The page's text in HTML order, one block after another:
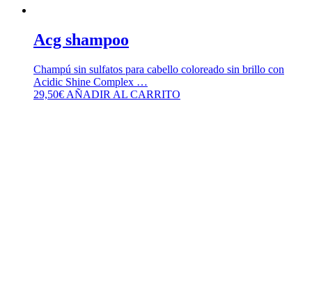
Acg shampoo
Champú sin sulfatos para cabello coloreado sin brillo con
Acidic Shine Complex …
29,50€ AÑADIR AL CARRITO